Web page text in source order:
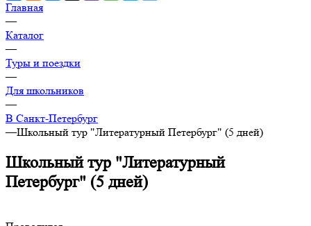
Главная
—
Каталог
—
Туры и поездки
—
Для школьников
—
В Санкт-Петербург
—Школьный тур "Литературный Петербург" (5 дней)
Школьный тур "Литературный
Петербург" (5 дней)